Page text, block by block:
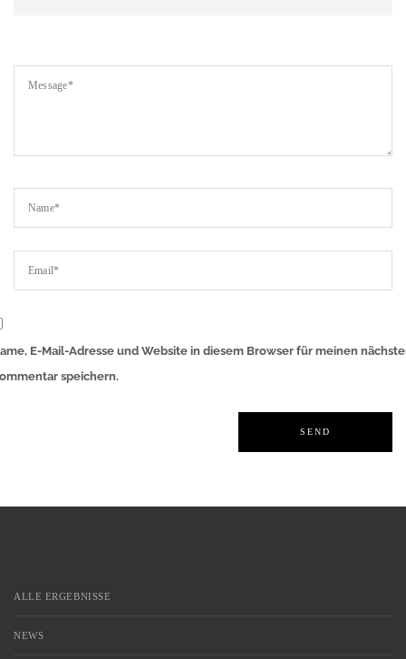
E-Mail-Adresse und Website in diesem Browser für meinen
speichern.
ALLE ERGEBNISSE
NEWS